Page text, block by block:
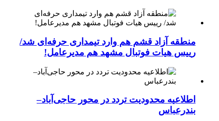
منطقه آزاد قشم هم وارد تیمداری حرفه‌ای شد/
رییس هیات فوتبال مشهد هم مدیرعامل!
اطلاعیه محدودیت تردد در محور حاجی‌آباد–
بندرعباس